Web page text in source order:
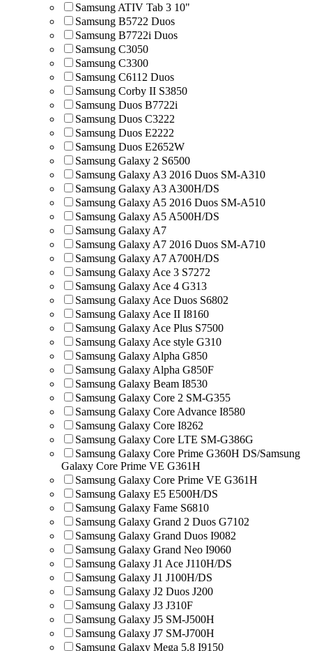
Samsung ATIV Tab 3 10"
Samsung B5722 Duos
Samsung B7722i Duos
Samsung C3050
Samsung C3300
Samsung C6112 Duos
Samsung Corby II S3850
Samsung Duos B7722i
Samsung Duos C3222
Samsung Duos E2222
Samsung Duos E2652W
Samsung Galaxy 2 S6500
Samsung Galaxy A3 2016 Duos SM-A310
Samsung Galaxy A3 A300H/DS
Samsung Galaxy A5 2016 Duos SM-A510
Samsung Galaxy A5 A500H/DS
Samsung Galaxy A7
Samsung Galaxy A7 2016 Duos SM-A710
Samsung Galaxy A7 A700H/DS
Samsung Galaxy Ace 3 S7272
Samsung Galaxy Ace 4 G313
Samsung Galaxy Ace Duos S6802
Samsung Galaxy Ace II I8160
Samsung Galaxy Ace Plus S7500
Samsung Galaxy Ace style G310
Samsung Galaxy Alpha G850
Samsung Galaxy Alpha G850F
Samsung Galaxy Beam I8530
Samsung Galaxy Core 2 SM-G355
Samsung Galaxy Core Advance I8580
Samsung Galaxy Core I8262
Samsung Galaxy Core LTE SM-G386G
Samsung Galaxy Core Prime G360H DS/Samsung
Galaxy Core Prime VE G361H
Samsung Galaxy Core Prime VE G361H
Samsung Galaxy E5 E500H/DS
Samsung Galaxy Fame S6810
Samsung Galaxy Grand 2 Duos G7102
Samsung Galaxy Grand Duos I9082
Samsung Galaxy Grand Neo I9060
Samsung Galaxy J1 Ace J110H/DS
Samsung Galaxy J1 J100H/DS
Samsung Galaxy J2 Duos J200
Samsung Galaxy J3 J310F
Samsung Galaxy J5 SM-J500H
Samsung Galaxy J7 SM-J700H
Samsung Galaxy Mega 5.8 I9150